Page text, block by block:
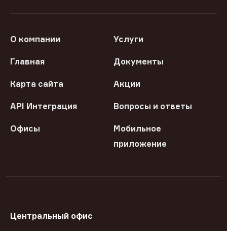
О компании Услуги
Главная Документы
Карта сайта Акции
API Интеграция Вопросы и ответы
Офисы
Мобильное
приложение
Центральный офис